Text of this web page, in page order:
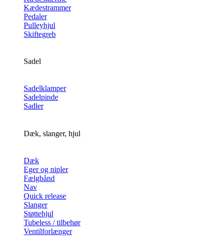
Kædestrammer
Pedaler
Pulleyhjul
Skiftegreb
Sadel
Sadelklamper
Sadelpinde
Sadler
Dæk, slanger, hjul
Dæk
Eger og nipler
Fælgbånd
Nav
Quick release
Slanger
Støttehjul
Tubeless / tilbehør
Ventilforlænger